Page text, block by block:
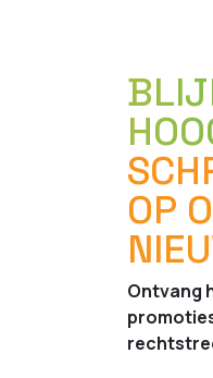
OP
Ontvang